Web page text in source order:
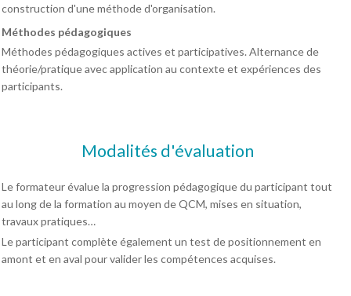
construction d'une méthode d'organisation.
Méthodes pédagogiques
Méthodes pédagogiques actives et participatives. Alternance de
théorie/pratique avec application au contexte et expériences des
participants.
Modalités d'évaluation
Le formateur évalue la progression pédagogique du participant tout
au long de la formation au moyen de QCM, mises en situation,
travaux pratiques…
Le participant complète également un test de positionnement en
amont et en aval pour valider les compétences acquises.